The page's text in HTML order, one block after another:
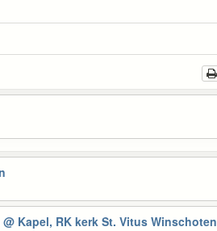
@ Kapel, RK kerk St. Vitus Winschoten